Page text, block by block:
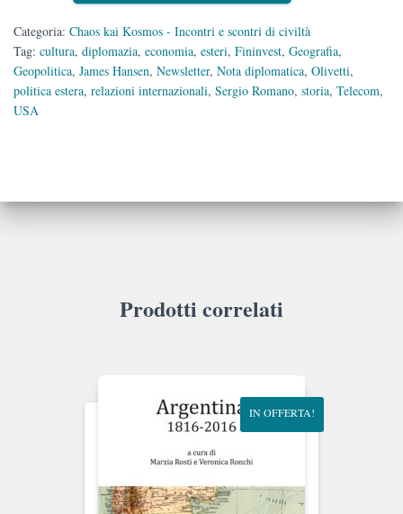
Categoria: Chaos kai Kosmos - Incontri e scontri di civiltà
Tag: cultura, diplomazia, economia, esteri, Fininvest, Geografia,
Geopolitica, James Hansen, Newsletter, Nota diplomatica, Olivetti,
politica estera, relazioni internazionali, Sergio Romano, storia, Telecom,
USA
Prodotti correlati
IN OFFERTA!